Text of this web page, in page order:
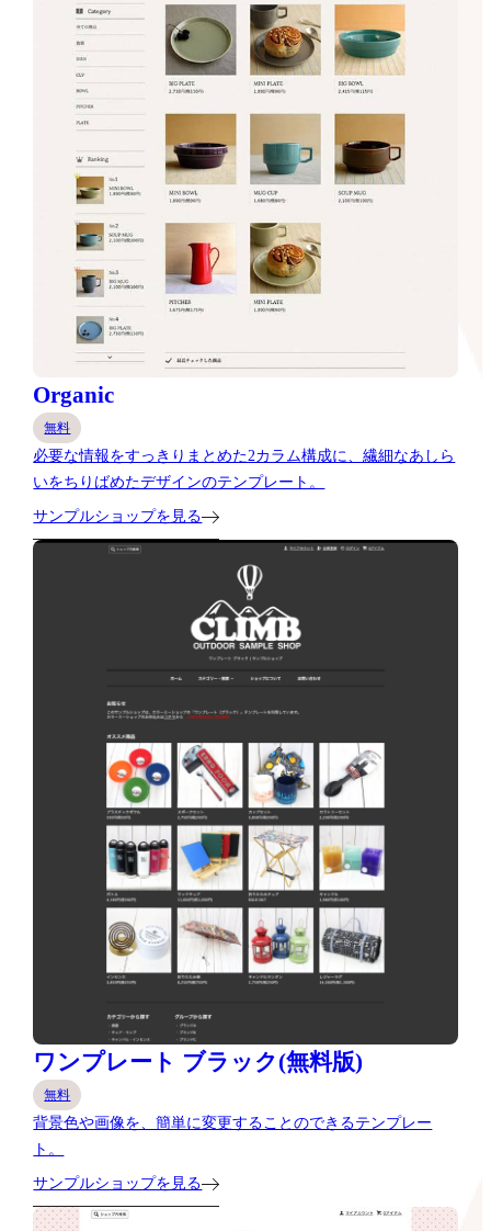
Organic
無料
必要な情報をすっきりまとめた2カラム構成に、繊細なあしら
いをちりばめたデザインのテンプレート。
サンプルショップを見る
ワンプレート ブラック(無料版)
無料
背景色や画像を、簡単に変更することのできるテンプレー
ト。
サンプルショップを見る